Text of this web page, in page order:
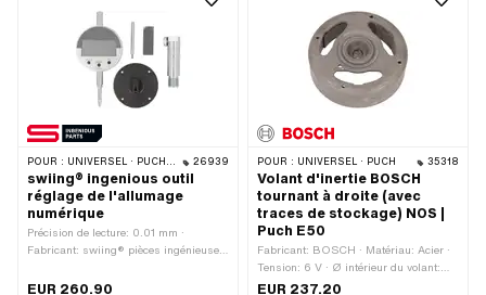
Taille du filetage: M6 · Nombre de
composants: 1 pcs · Tomos numéro
OEM: 233719
POUR : UNIVERSEL · PUCH · SACHS · ZÜNDAPP BELMONDO · SOLEX · TOMOS · BYE BIKE 26939
swiing® ingenious outil
réglage de l'allumage
numérique
Précision de lecture: 0.01 mm ·
Fabricant: swiing® pièces ingénieuses
fin) · Champ d'application: Outil de
EUR 260.90
POUR : UNIVERSEL · PUCH 35318
Volant d'inertie BOSCH
tournant à droite (avec
traces de stockage) NOS |
Puch E50
Fabricant: BOSCH · Matériau: Acier ·
Tension: 6 V · Ø intérieur du volant:
91.4 mm · Sens de rotation: à droite ·
EUR 237.20